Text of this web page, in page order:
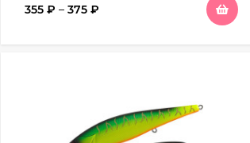
355 ₽ – 375 ₽